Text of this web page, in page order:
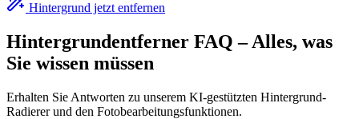
Hintergrund jetzt entfernen
Hintergrundentferner FAQ – Alles, was
Sie wissen müssen
Erhalten Sie Antworten zu unserem KI-gestützten Hintergrund-
Radierer und den Fotobearbeitungsfunktionen.